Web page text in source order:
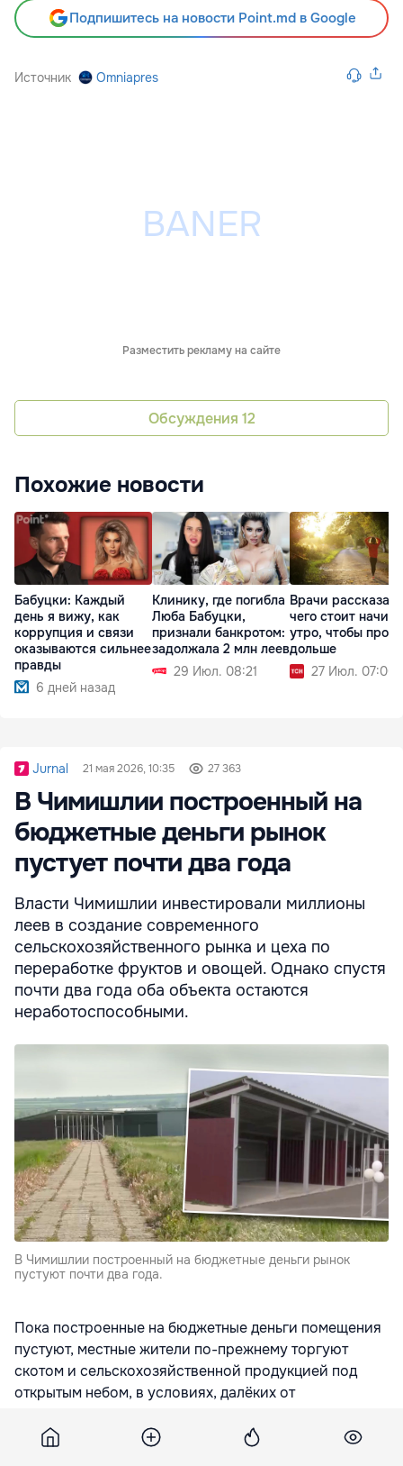
Подпишитесь на новости Point.md в Google
Источник Omniapres
Разместить рекламу на сайте
Обсуждения 12
Похожие новости
Бабуцки: Каждый
день я вижу, как
коррупция и связи
оказываются сильнее
правды
6 дней назад
Клинику, где погибла
Люба Бабуцки,
признали банкротом:
задолжала 2 млн леев
29 Июл. 08:21
Врачи
чего стоит
утро, чтобы
дольше
27 Июл. 07:00
Jurnal 21 мая 2026, 10:35 27 363
В Чимишлии построенный на
бюджетные деньги рынок
пустует почти два года
Власти Чимишлии инвестировали миллионы
леев в создание современного
сельскохозяйственного рынка и цеха по
переработке фруктов и овощей. Однако спустя
почти два года оба объекта остаются
неработоспособными.
В Чимишлии построенный на бюджетные деньги рынок
пустуют почти два года.
Пока построенные на бюджетные деньги помещения
пустуют, местные жители по-прежнему торгуют
скотом и сельскохозяйственной продукцией под
открытым небом, в условиях, далёких от
Проект современного сельскохозяйственного рынка